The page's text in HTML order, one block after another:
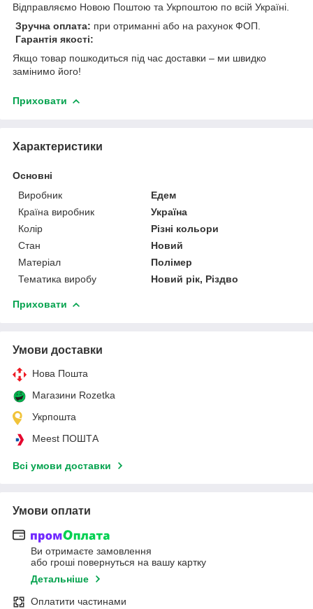
Відправляємо Новою Поштою та Укрпоштою по всій Україні.
Зручна оплата: при отриманні або на рахунок ФОП.
Гарантія якості:
Якщо товар пошкодиться під час доставки – ми швидко
замінимо його!
Приховати
Характеристики
Основні
Виробник
Едем
Країна виробник
Україна
Колір
Різні кольори
Стан
Новий
Матеріал
Полімер
Тематика виробу
Новий рік, Різдво
Приховати
Умови доставки
Нова Пошта
Магазини Rozetka
Укрпошта
Meest ПОШТА
Всі умови доставки
Умови оплати
Ви отримаєте замовлення
або гроші повернуться на вашу картку
Детальніше
Оплатити частинами